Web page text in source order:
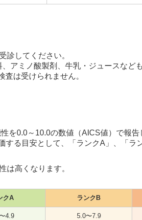
診してください。
アミノ酸製剤、牛乳・ジュースなど
は受けられません。
を0.0～10.0の数値（AICS値）で報
する目安として、「ランクA」、「ラ
は高くなります。
クA ランクB
4.9 5.0〜7.9